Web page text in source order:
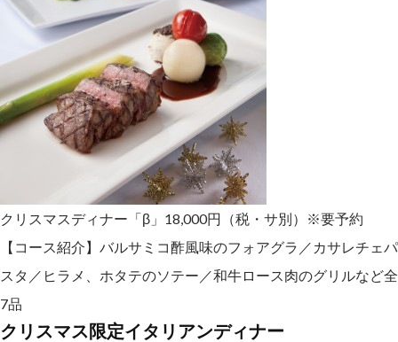
クリスマスディナー「β」18,000円（税・サ別）
※要予約
【コース紹介】バルサミコ酢風味のフォアグラ／カサレチェパ
スタ／ヒラメ、ホタテのソテー／和牛ロース肉のグリルなど全
7品
クリスマス限定イタリアンディナー